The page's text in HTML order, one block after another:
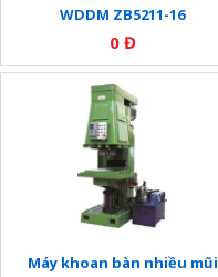
WDDM ZB5211-16
0 Đ
Máy khoan bàn nhiều mũi